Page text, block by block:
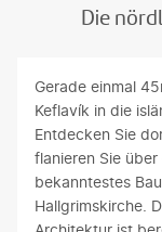
Die
Gerade einmal
Keflavík in die
Entdecken Sie
flanieren Sie
bekanntestes
Hallgrimskirche.